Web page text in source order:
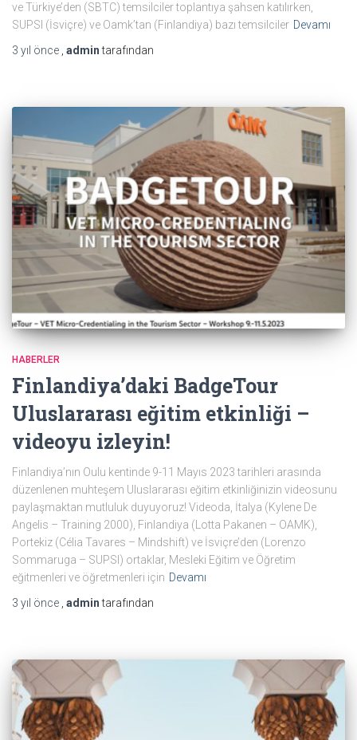
ve Türkiye’den (SBTC) temsilciler toplantıya şahsen katılırken,
SUPSI (İsviçre) ve Oamk’tan (Finlandiya) bazı temsilciler Devamı
3 yıl önce admintarafından
HABERLER
Finlandiya’daki BadgeTour
Uluslararası eğitim etkinliği –
videoyu izleyin!
Finlandiya’nın Oulu kentinde 9-11 Mayıs 2023 tarihleri arasında
düzenlenen muhteşem Uluslararası eğitim etkinliğinizin videosunu
paylaşmaktan mutluluk duyuyoruz! Videoda, İtalya (Kylene De
Angelis – Training 2000), Finlandiya (Lotta Pakanen – OAMK),
Portekiz (Célia Tavares – Mindshift) ve İsviçre’den (Lorenzo
Sommaruga – SUPSI) ortaklar, Mesleki Eğitim ve Öğretim
eğitmenleri ve öğretmenleri için Devamı
3 yıl önce , admintarafından